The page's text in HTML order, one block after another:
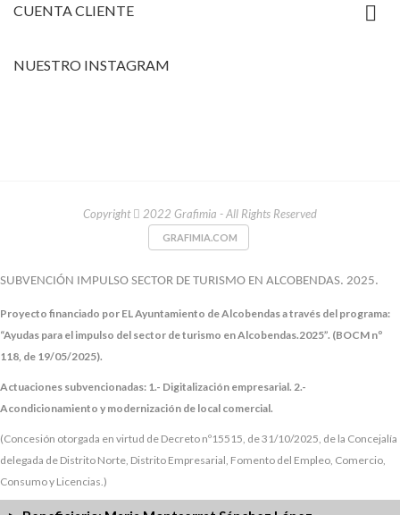
CUENTA CLIENTE 
NUESTRO INSTAGRAM
Copyright 2022 Grafimia - All Rights Reserved
GRAFIMIA.COM
SUBVENCIÓN IMPULSO SECTOR DE TURISMO EN ALCOBENDAS. 2025.
Proyecto financiado por EL Ayuntamiento de Alcobendas a través del programa:
“Ayudas para el impulso del sector de turismo en Alcobendas.2025”. (BOCM nº
118, de 19/05/2025).
Actuaciones subvencionadas: 1.- Digitalización empresarial. 2.-
Acondicionamiento y modernización de local comercial.
(Concesión otorgada en virtud de Decreto nº15515, de 31/10/2025, de la Concejalía
delegada de Distrito Norte, Distrito Empresarial, Fomento del Empleo, Comercio,
Consumo y Licencias.)